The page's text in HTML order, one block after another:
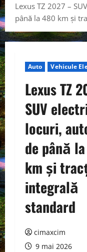
Lexus TZ 2027 –
până la 480 km și
Auto Vehicule
Lexus TZ
SUV
locuri,
de până
km și
integrală
standard
cimaxcim
9 mai 2026